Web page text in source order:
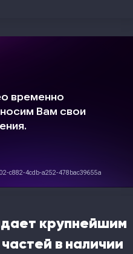
крупнейшим
в наличии